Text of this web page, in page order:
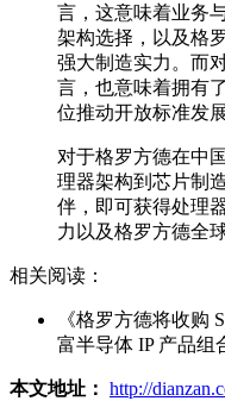
言，这意味着业务
架构选择，以及格
强大制造实力。而
言，也意味着拥有
位推动开放标准发
对于格罗方德在中
理器架构到芯片制
伴，即可获得处理
力以及格罗方德全
相关阅读：
《格罗方德将收购
富半导体 IP 产品组
本文地址： http://